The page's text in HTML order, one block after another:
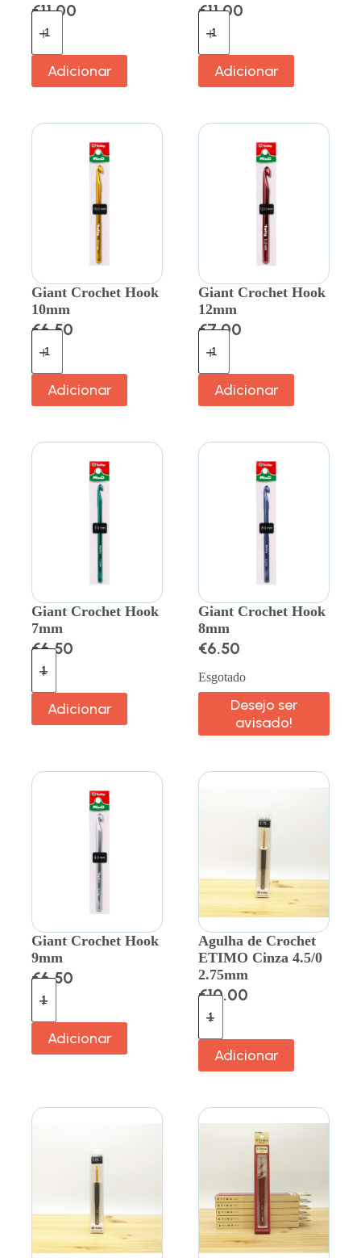
€11.00
Adicionar
€11.00
Adicionar
Giant Crochet Hook
10mm
€6.50
Adicionar
Giant Crochet Hook
12mm
€7.00
Adicionar
Giant Crochet Hook
7mm
€6.50
Adicionar
Giant Crochet Hook
8mm
€6.50
Esgotado
Desejo ser
avisado!
Giant Crochet Hook
9mm
€6.50
Adicionar
Agulha de Crochet
ETIMO Cinza 4.5/0
2.75mm
€10.00
Adicionar